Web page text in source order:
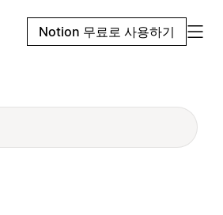
Notion 무료로 사용하기